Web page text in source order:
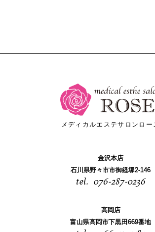
メディカルエステサロンロー
金沢本店
石川県野々市市御経塚2-146
076-287-0236
高岡店
富山県高岡市下黒田669番地